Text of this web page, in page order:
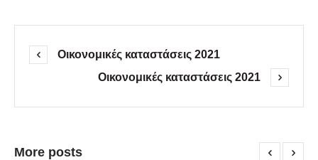
Οικονομικές καταστάσεις 2021
Οικονομικές καταστάσεις 2021
More posts